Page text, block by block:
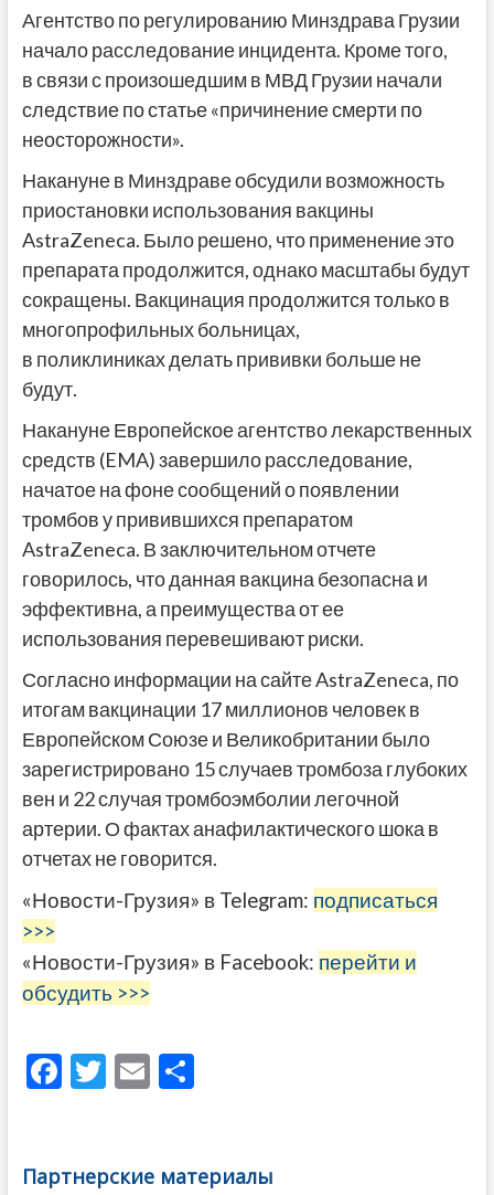
Агентство по регулированию Минздрава Грузии
начало расследование инцидента. Кроме того,
в связи с произошедшим в МВД Грузии начали
следствие по статье «причинение смерти по
неосторожности».
Накануне в Минздраве обсудили возможность
приостановки использования вакцины
AstraZeneca. Было решено, что применение это
препарата продолжится, однако масштабы будут
сокращены. Вакцинация продолжится только в
многопрофильных больницах,
в поликлиниках делать прививки больше не
будут.
Накануне Европейское агентство лекарственных
средств (EMA) завершило расследование,
начатое на фоне сообщений о появлении
тромбов у привившихся препаратом
AstraZeneca. В заключительном отчете
говорилось, что данная вакцина безопасна и
эффективна, а преимущества от ее
использования перевешивают риски.
Согласно информации на сайте AstraZeneca, по
итогам вакцинации 17 миллионов человек в
Европейском Союзе и Великобритании было
зарегистрировано 15 случаев тромбоза глубоких
вен и 22 случая тромбоэмболии легочной
артерии. О фактах анафилактического шока в
отчетах не говорится.
«Новости-Грузия» в Telegram: подписаться
>>>
«Новости-Грузия» в Facebook: перейти и
обсудить >>>
F
b
T
er
E
l
О
а
Партнерские материалы